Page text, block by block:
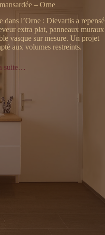
– Orne
dans l’Orne : Dievartis a repensé
extra plat, panneaux muraux
vasque sur mesure. Un projet
aux volumes restreints.
suite…